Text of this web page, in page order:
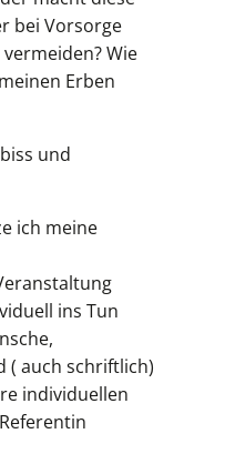
bei Vorsorge
Wie
Erben
und
ich meine
ins Tun
( auch schriftlich)
individuellen